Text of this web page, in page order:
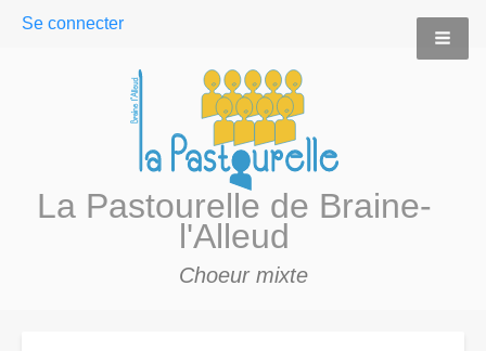
User
Se connecter
La Pastourelle de Braine-
l'Alleud
Choeur mixte